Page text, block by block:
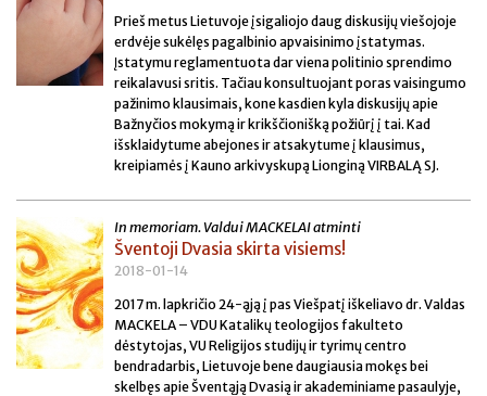
Prieš metus Lietuvoje įsigaliojo daug diskusijų viešojoje
erdvėje sukėlęs pagalbinio apvaisinimo įstatymas.
Įstatymu reglamentuota dar viena politinio sprendimo
reikalavusi sritis. Tačiau konsultuojant poras vaisingumo
pažinimo klausimais, kone kasdien kyla diskusijų apie
Bažnyčios mokymą ir krikščionišką požiūrį į tai. Kad
išsklaidytume abejones ir atsakytume į klausimus,
kreipiamės į Kauno arkivyskupą Lionginą VIRBALĄ SJ.
In memoriam. Valdui MACKELAI atminti
Šventoji Dvasia skirta visiems!
2018-01-14
2017 m. lapkričio 24-ąją į pas Viešpatį iškeliavo dr. Valdas
MACKELA – VDU Katalikų teologijos fakulteto
dėstytojas, VU Religijos studijų ir tyrimų centro
bendradarbis, Lietuvoje bene daugiausia mokęs bei
skelbęs apie Šventąją Dvasią ir akademiniame pasaulyje,